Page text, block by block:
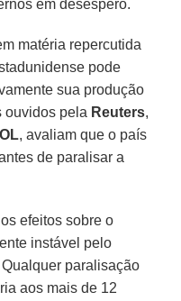
em desespero.
matéria repercutida
pode
sua produção
ouvidos pela Reuters,
, avaliam que o país
de paralisar a
efeitos sobre o
instável pelo
paralisação
aos mais de 12